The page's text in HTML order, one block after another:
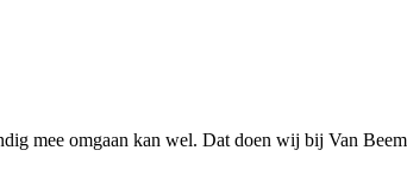
mee omgaan kan wel. Dat doen wij bij Van